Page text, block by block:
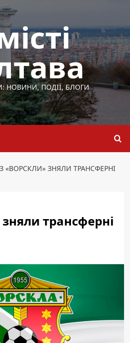
НОВИНИ, ПОДІЇ, БЛОГИ
З «ВОРСКЛИ» ЗНЯЛИ ТРАНСФЕРНІ
трансферні